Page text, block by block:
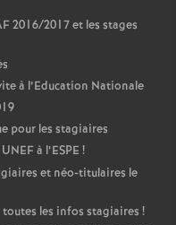
2016/2017 et les stages
à l’Education Nationale
pour les stagiaires
UNEFà l’ESPE !
et néo-titulaires le
les infos stagiaires !